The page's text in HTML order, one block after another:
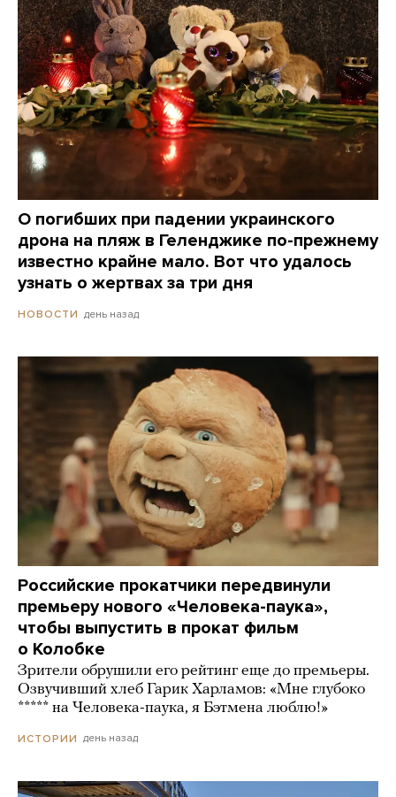
О погибших при падении украинского
дрона на пляж в Геленджике по-прежнему
известно крайне мало. Вот что удалось
узнать о жертвах за три дня
НОВОСТИ день назад
Российские прокатчики передвинули
премьеру нового «Человека-паука»,
чтобы выпустить в прокат фильм
о Колобке
Зрители обрушили его рейтинг еще до премьеры.
Озвучивший хлеб Гарик Харламов: «Мне глубоко
***** на Человека-паука, я Бэтмена люблю!»
ИСТОРИИ день назад